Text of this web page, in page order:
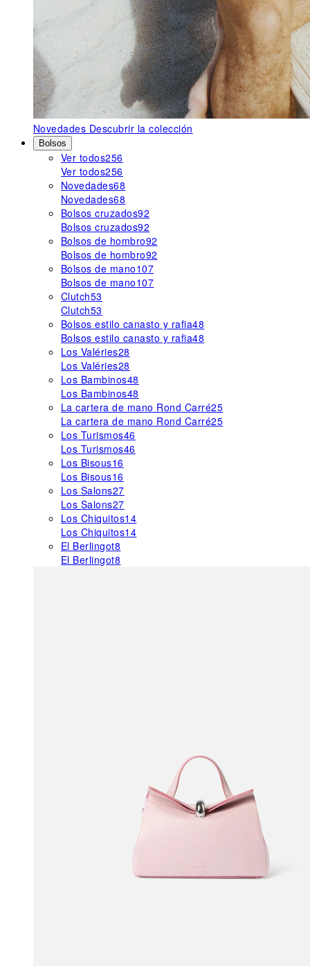
Novedades Descubrir la colección
Bolsos
Ver todos256
Ver todos256
Novedades68
Novedades68
Bolsos cruzados92
Bolsos cruzados92
Bolsos de hombro92
Bolsos de hombro92
Bolsos de mano107
Bolsos de mano107
Clutch53
Clutch53
Bolsos estilo canasto y rafia48
Bolsos estilo canasto y rafia48
Los Valéries28
Los Valéries28
Los Bambinos48
Los Bambinos48
La cartera de mano Rond Carré25
La cartera de mano Rond Carré25
Los Turismos46
Los Turismos46
Los Bisous16
Los Bisous16
Los Salons27
Los Salons27
Los Chiquitos14
Los Chiquitos14
El Berlingot8
El Berlingot8